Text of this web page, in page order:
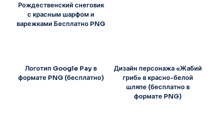
Рождественский снеговик
с красным шарфом и
варежками Бесплатно PNG
Логотип Google Pay в
формате PNG (бесплатно)
Дизайн персонажа «Жабий
гриб» в красно-белой
шляпе (бесплатно в
формате PNG)